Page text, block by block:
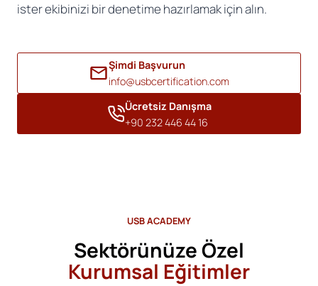
ister ekibinizi bir denetime hazırlamak için alın.
Şimdi Başvurun
info@usbcertification.com
Ücretsiz Danışma
+90 232 446 44 16
USB ACADEMY
Sektörünüze Özel
Kurumsal Eğitimler